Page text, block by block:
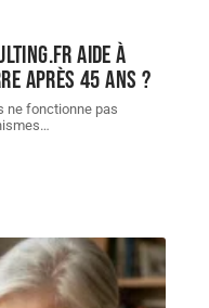
aide à
après 45 ans ?
ne fonctionne pas
…